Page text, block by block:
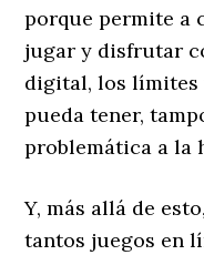
porque permite a
jugar y disfrutar
digital, los límites
pueda tener,
problemática a la
Y, más allá de
tantos juegos en